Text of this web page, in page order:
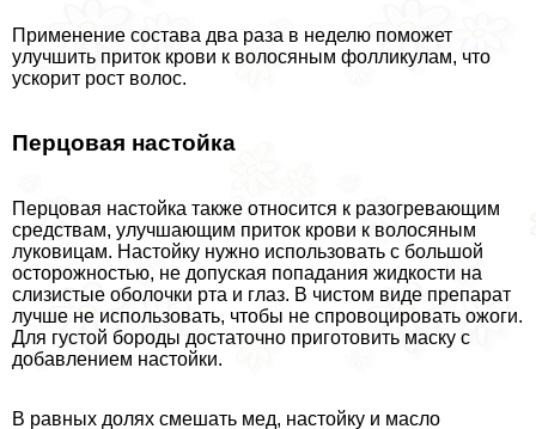
Применение состава два раза в неделю поможет
улучшить приток крови к волосяным фолликулам, что
ускорит рост волос.
Перцовая настойка
Перцовая настойка также относится к разогревающим
средствам, улучшающим приток крови к волосяным
луковицам. Настойку нужно использовать с большой
осторожностью, не допуская попадания жидкости на
слизистые оболочки рта и глаз. В чистом виде препарат
лучше не использовать, чтобы не спровоцировать ожоги.
Для густой бороды достаточно приготовить маску с
добавлением настойки.
В равных долях смешать мед, настойку и масло